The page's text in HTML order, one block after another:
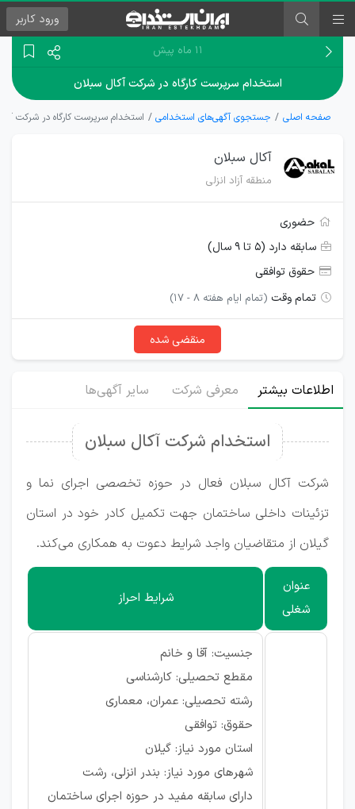
ورود کاربر
۱۱ ماه پیش
استخدام سرپرست کارگاه در شرکت آکال سبلان
صفحه اصلی جستجوی آگهی‌های استخدامی استخدام سرپرست کارگاه در شرکت
آکال سبلان
منطقه آزاد انزلی
حضوری
سابقه دارد (۵ تا ۹ سال)
حقوق توافقی
تمام وقت (تمام ایام هفته 8 - 17)
منقضی شده
اطلاعات بیشتر معرفی شرکت سایر آگهی‌ها
استخدام شرکت آکال سبلان
شرکت آکال سبلان فعال در حوزه تخصصی اجرای نما و
تزئینات داخلی ساختمان جهت تکمیل کادر خود در استان
گیلان از متقاضیان واجد شرایط دعوت به همکاری می‌کند.
عنوان
شغلی
شرایط احراز
جنسیت: آقا و خانم
مقطع تحصیلی: کارشناسی
رشته تحصیلی: عمران، معماری
حقوق: توافقی
استان مورد نیاز: گیلان
شهرهای مورد نیاز: بندر انزلی، رشت
دارای سابقه مفید در حوزه اجرای ساختمان